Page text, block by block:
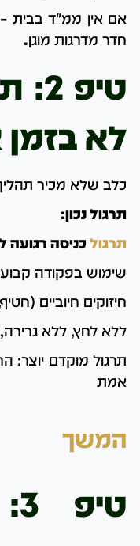
אם אין ממ"ד בבית –
חדר מדרגות מוגן.
לא
כלב שלא מכיר תהליך
תרגול נכון:
תרגול כניסה
שימוש בפקודה
חיזוקים חיוביים
ללא לחץ, ללא
תרגול מוקדם יוצר:
אמת
המשך
טיפ 3: